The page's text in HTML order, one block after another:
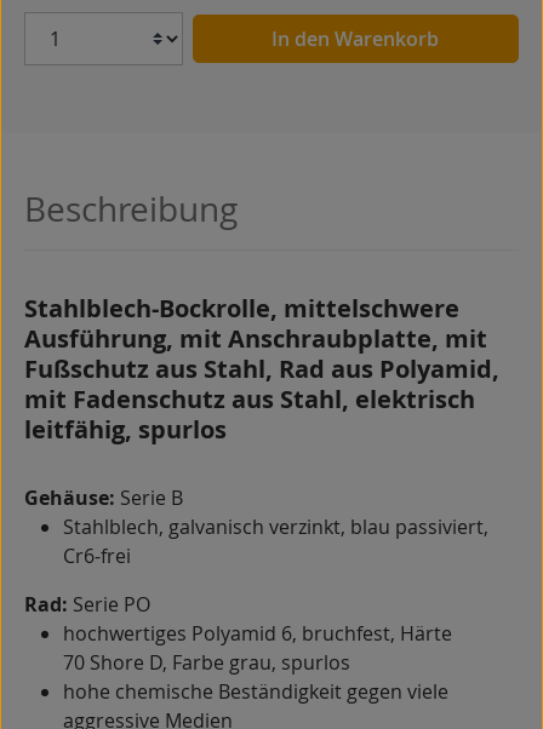
Anzahl In den Warenkorb
Beschreibung
Stahlblech-Bockrolle, mittelschwere
Ausführung, mit Anschraubplatte, mit
Fußschutz aus Stahl, Rad aus Polyamid,
mit Fadenschutz aus Stahl, elektrisch
leitfähig, spurlos
Gehäuse: Serie B
Stahlblech, galvanisch verzinkt, blau passiviert,
Cr6-frei
Rad: Serie PO
hochwertiges Polyamid 6, bruchfest, Härte
70 Shore D, Farbe grau, spurlos
hohe chemische Beständigkeit gegen viele
aggressive Medien